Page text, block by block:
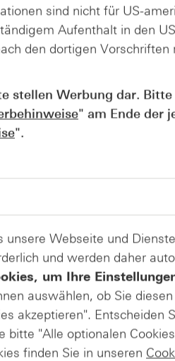
- ntv Zertifikate
sind nicht für US-
Aufenthalt in den
den dortigen Vorschriften
stellen Werbung dar. Bitte
" am Ende der
".
Webseite und
und werden daher
um Ihre
auswählen, ob Sie
akzeptieren". Entscheiden
bitte "Alle optionalen
finden Sie in unseren